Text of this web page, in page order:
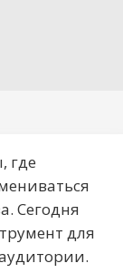
где
Сегодня
для